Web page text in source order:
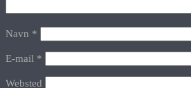
Navn *
E-mail *
Websted